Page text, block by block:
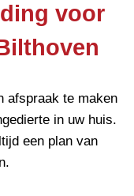
voor
afspraak te maken
in uw huis.
een plan van